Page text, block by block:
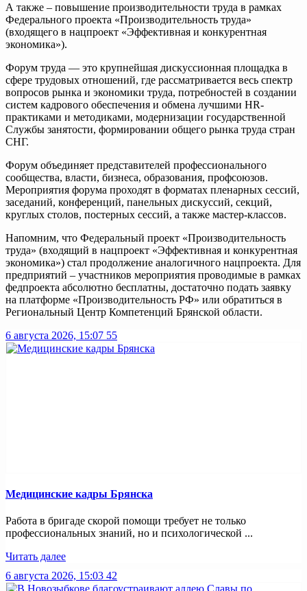
А также – повышение производительности труда в рамках
Федерального проекта «Производительность труда»
(входящего в нацпроект «Эффективная и конкурентная
экономика»).
Форум труда — это крупнейшая дискуссионная площадка в
сфере трудовых отношений, где рассматривается весь спектр
вопросов рынка и экономики труда, потребностей в создании
систем кадрового обеспечения и обмена лучшими HR-
практиками и методиками, модернизации государственной
Службы занятости, формировании общего рынка труда стран
СНГ.
Форум объединяет представителей профессионального
сообщества, власти, бизнеса, образования, профсоюзов.
Мероприятия форума проходят в форматах пленарных сессий,
заседаний, конференций, панельных дискуссий, секций,
круглых столов, постерных сессий, а также мастер-классов.
Напомним, что Федеральный проект «Производительность
труда» (входящий в нацпроект «Эффективная и конкурентная
экономика») стал продолжение аналогичного нацпроекта. Для
предприятий – участников мероприятия проводимые в рамках
федпроекта абсолютно бесплатны, достаточно подать заявку
на платформе «Производительность РФ» или обратиться в
Региональный Центр Компетенций Брянской области.
6 августа 2026, 15:07 55
Медицинские кадры Брянска
Работа в бригаде скорой помощи требует не только
профессиональных знаний, но и психологической ...
Читать далее
6 августа 2026, 15:03 42